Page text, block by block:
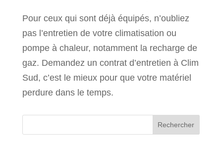
Pour ceux qui sont déjà équipés, n’oubliez
pas l’entretien de votre climatisation ou
pompe à chaleur, notamment la recharge de
gaz. Demandez un contrat d’entretien à Clim
Sud, c’est le mieux pour que votre matériel
perdure dans le temps.
Rechercher